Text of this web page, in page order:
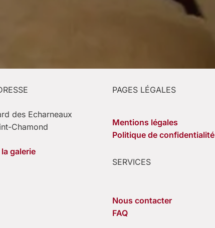
des Echarneaux
Chamond
galerie
PAGES LÉGALES
Mentions légales
Politique de confidentialité
SERVICES
Nous contacter
FAQ